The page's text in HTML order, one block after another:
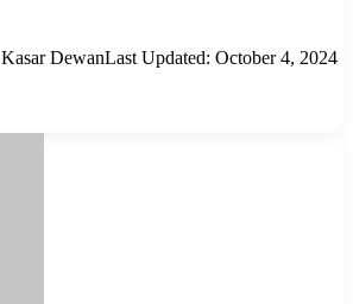
Kasar DewanLast Updated: October 4, 2024